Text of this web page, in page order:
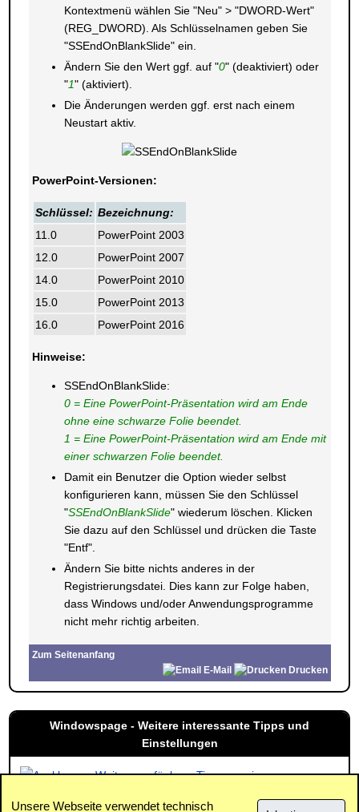
Kontextmenü wählen Sie "Neu" > "DWORD-Wert"
(REG_DWORD). Als Schlüsselnamen geben Sie
"SSEndOnBlankSlide" ein.
Ändern Sie den Wert ggf. auf "0" (deaktiviert) oder
"1" (aktiviert).
Die Änderungen werden ggf. erst nach einem
Neustart aktiv.
PowerPoint-Versionen:
Schlüssel: Bezeichnung:
11.0
PowerPoint 2003
12.0
PowerPoint 2007
14.0
PowerPoint 2010
15.0
PowerPoint 2013
16.0
PowerPoint 2016
Hinweise:
SSEndOnBlankSlide:
0 = Eine PowerPoint-Präsentation wird am Ende
ohne eine schwarze Folie beendet.
1 = Eine PowerPoint-Präsentation wird am Ende mit
einer schwarzen Folie beendet.
Damit ein Benutzer die Option wieder selbst
konfigurieren kann, müssen Sie den Schlüssel
"SSEndOnBlankSlide" wiederum löschen. Klicken
Sie dazu auf den Schlüssel und drücken die Taste
"Entf".
Ändern Sie bitte nichts anderes in der
Registrierungsdatei. Dies kann zur Folge haben,
dass Windows und/oder Anwendungsprogramme
nicht mehr richtig arbeiten.
Zum Seitenanfang
E-Mail
Drucken
Windowspage - Weitere interessante Tipps und
Einstellungen
Weitere verfügbare Tipps anzeigen
Unsere Webseite verwendet technisch